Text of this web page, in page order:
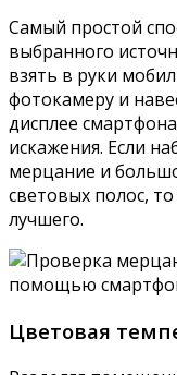
Самый простой
выбранного
взять в руки
фотокамеру и
дисплее
искажения. Если
мерцание и
световых полос,
лучшего.
Цветовая